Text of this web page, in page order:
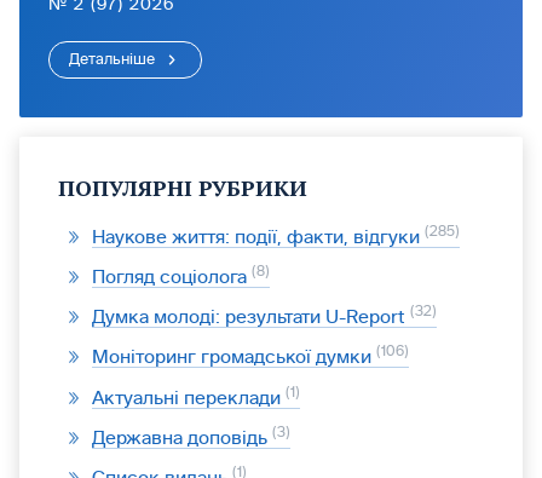
№ 2 (97) 2026
Детальніше
ПОПУЛЯРНІ РУБРИКИ
Наукове життя: події, факти, відгуки 285
Погляд соціолога 8
Думка молоді: результати U-Report 32
Моніторинг громадської думки 106
Актуальні переклади 1
Державна доповідь 3
1